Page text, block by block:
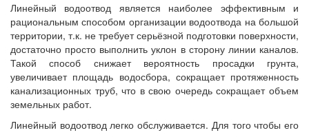
Линейный водоотвод является наиболее эффективным и
рациональным способом организации водоотвода на большой
территории, т.к. не требует серьёзной подготовки поверхности,
достаточно просто выполнить уклон в сторону линии каналов.
Такой способ снижает вероятность просадки грунта,
увеличивает площадь водосбора, сокращает протяженность
канализационных труб, что в свою очередь сокращает объем
земельных работ.
Линейный водоотвод легко обслуживается. Для того чтобы его